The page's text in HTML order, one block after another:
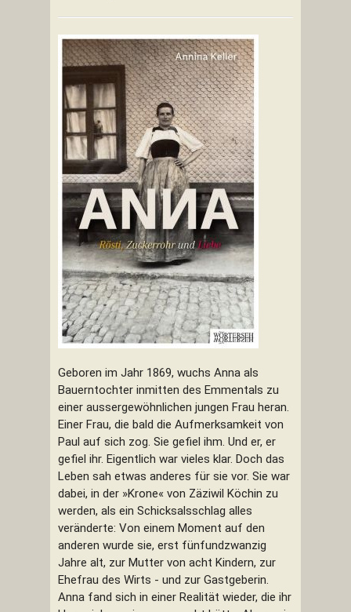
Geboren im Jahr 1869, wuchs Anna als
Bauerntochter inmitten des Emmentals zu
einer aussergewöhnlichen jungen Frau heran.
Einer Frau, die bald die Aufmerksamkeit von
Paul auf sich zog. Sie gefiel ihm. Und er, er
gefiel ihr. Eigentlich war vieles klar. Doch das
Leben sah etwas anderes für sie vor. Sie war
dabei, in der »Krone« von Zäziwil Köchin zu
werden, als ein Schicksalsschlag alles
veränderte: Von einem Moment auf den
anderen wurde sie, erst fünfundzwanzig
Jahre alt, zur Mutter von acht Kindern, zur
Ehefrau des Wirts - und zur Gastgeberin.
Anna fand sich in einer Realität wieder, die ihr